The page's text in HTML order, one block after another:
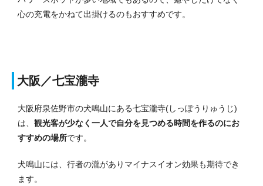
心の充電をかねて出掛けるのもおすすめです。
大阪／七宝瀧寺
大阪府泉佐野市の犬鳴山にある七宝瀧寺(しっぽうりゅうじ)
は、 観光客が少なく一人で自分を見つめる時間を作るのにお
すすめの場所です。
犬鳴山には、行者の瀧がありマイナスイオン効果も期待でき
ます。